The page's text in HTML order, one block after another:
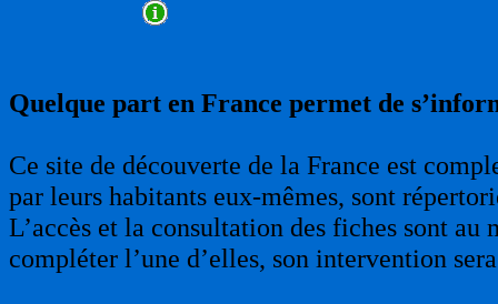
Quelque part en France permet de
Ce site de découverte de la France est
par leurs habitants eux-mêmes, sont
L’accès et la consultation des fiches sont
compléter l’une d’elles, son intervention